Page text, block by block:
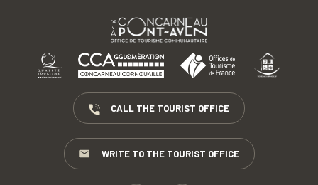
CALL THE TOURIST OFFICE
WRITE TO THE TOURIST OFFICE